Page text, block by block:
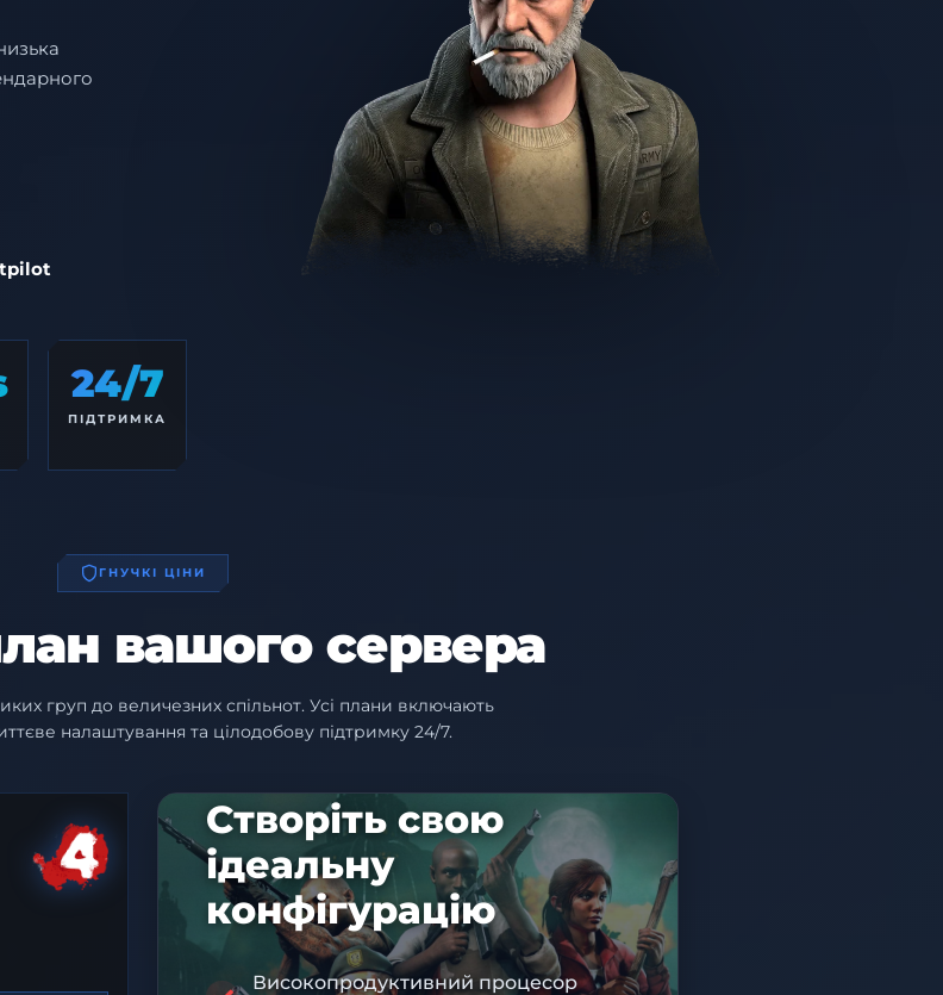
24/7
ПІДТРИМКА
ГНУЧКІ ЦІНИ
вашого сервера
груп до величезних спільнот. Усі плани включають
налаштування та цілодобову підтримку 24/7.
Створіть свою
ідеальну
конфігурацію
Високопродуктивний процесор